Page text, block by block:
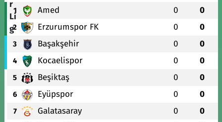
1 Amed 0 0
2 Erzurumspor FK 0 0
3 Başakşehir 0 0
4 Kocaelispor 0 0
5 Beşiktaş 0 0
6 Eyüpspor 0 0
7 Galatasaray 0 0